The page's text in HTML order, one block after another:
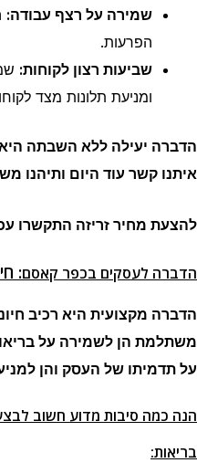
שמירה על רצף עבודה:
הפרעות.
שביעות רצון לקוחות:
ומניעת תלונות מצד
הדברה יעילה ללא השבתה
איתנו קשר עוד היום ותיהנו
להצעת מחיר זריזה התקשרו
הדברה לעסקים בכפר קאסם:
הדברה מקצועית היא רכיב
משתלמת הן לשמירה על
על תדמיתו של העסק והן
הנה כמה סיבות מדוע חשוב
בריאות: